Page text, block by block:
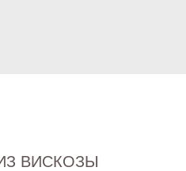
ВИСКОЗЫ